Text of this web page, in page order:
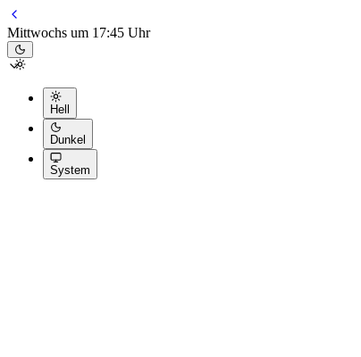
Mittwochs um 17:45 Uhr
Hell
Dunkel
System